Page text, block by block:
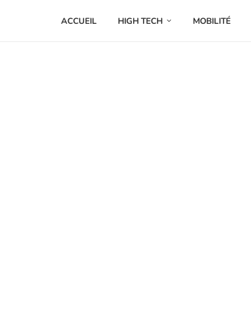
ACCUEIL HIGH TECH MOBILITÉ